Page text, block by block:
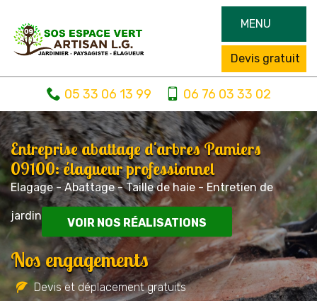
MENU
Devis gratuit
05 33 06 13 99 06 76 03 33 02
Entreprise abattage d'arbres Pamiers
09100: élagueur professionnel
Elagage - Abattage - Taille de haie - Entretien de
jardin
VOIR NOS RÉALISATIONS
Nos engagements
Devis et déplacement gratuits